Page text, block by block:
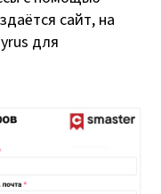
сайт, на
для